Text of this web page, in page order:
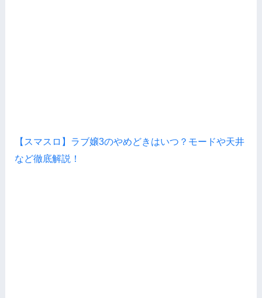
【スマスロ】ラブ嬢3のやめどきはいつ？モードや天井
など徹底解説！